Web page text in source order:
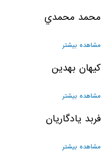
محمد محمدي
مشاهده بیشتر
کيهان بهدين
مشاهده بیشتر
فربد يادگاريان
مشاهده بیشتر